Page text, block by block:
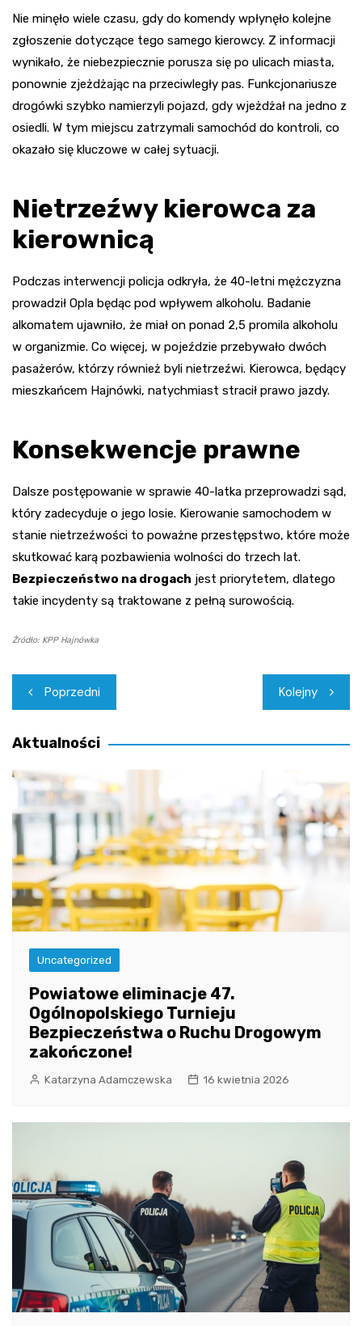
Nie minęło wiele czasu, gdy do komendy wpłynęło kolejne
zgłoszenie dotyczące tego samego kierowcy. Z informacji
wynikało, że niebezpiecznie porusza się po ulicach miasta,
ponownie zjeżdżając na przeciwległy pas. Funkcjonariusze
drogówki szybko namierzyli pojazd, gdy wjeżdżał na jedno z
osiedli. W tym miejscu zatrzymali samochód do kontroli, co
okazało się kluczowe w całej sytuacji.
Nietrzeźwy kierowca za
kierownicą
Podczas interwencji policja odkryła, że 40-letni mężczyzna
prowadził Opla będąc pod wpływem alkoholu. Badanie
alkomatem ujawniło, że miał on ponad 2,5 promila alkoholu
w organizmie. Co więcej, w pojeździe przebywało dwóch
pasażerów, którzy również byli nietrzeźwi. Kierowca, będący
mieszkańcem Hajnówki, natychmiast stracił prawo jazdy.
Konsekwencje prawne
Dalsze postępowanie w sprawie 40-latka przeprowadzi sąd,
który zadecyduje o jego losie. Kierowanie samochodem w
stanie nietrzeźwości to poważne przestępstwo, które może
skutkować karą pozbawienia wolności do trzech lat.
Bezpieczeństwo na drogach jest priorytetem, dlatego
takie incydenty są traktowane z pełną surowością.
Źródło: KPP Hajnówka
Nawigacja
wpisu
Poprzedni Kolejny
Aktualności
Uncategorized
Powiatowe eliminacje 47.
Ogólnopolskiego Turnieju
Bezpieczeństwa o Ruchu Drogowym
zakończone!
Katarzyna Adamczewska 16 kwietnia 2026